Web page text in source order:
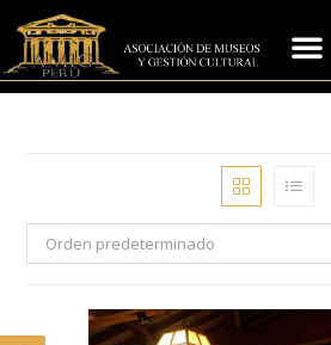
Orden predeterminado